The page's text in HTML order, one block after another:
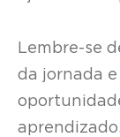
Lembre-se
da jornada
aprendizado.